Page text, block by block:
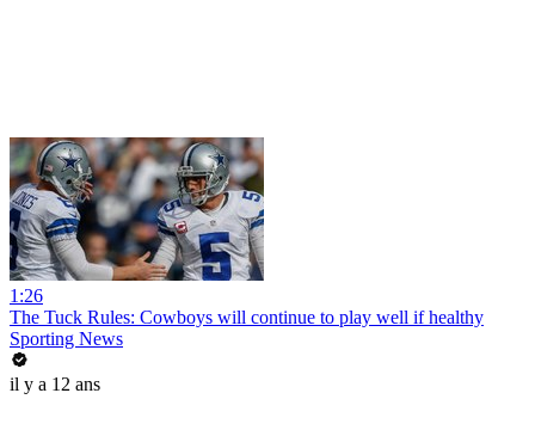
1:26
The Tuck Rules: Cowboys will continue to play well if healthy
Sporting News
il y a 12 ans